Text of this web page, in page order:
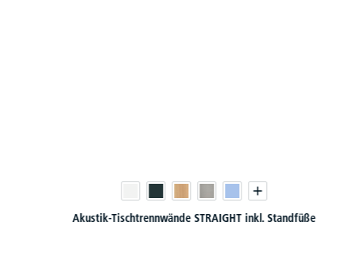
Akustik-Tischtrennwände STRAIGHT inkl. Standfüße